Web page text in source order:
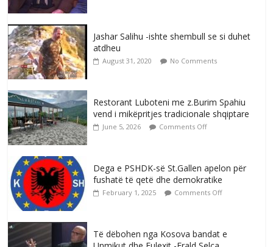
Jashar Salihu -ishte shembull se si duhet
atdheu
August 31, 2020 No Comments
Restorant Luboteni me z.Burim Spahiu
vend i mikëpritjes tradicionale shqiptare
June 5, 2026 Comments Off
Dega e PSHDK-së St.Gallen apelon për
fushatë të qetë dhe demokratike
February 1, 2025 Comments Off
Të dëbohen nga Kosova bandat e